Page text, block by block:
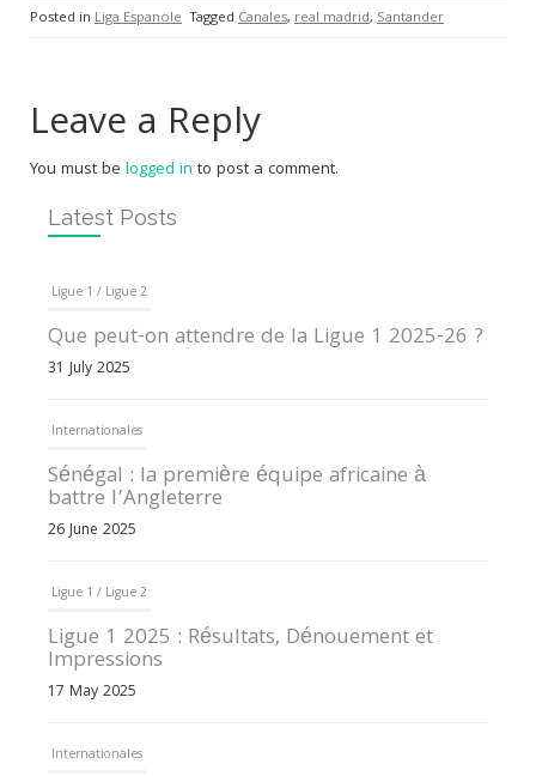
Posted in Liga Espanole Tagged Canales, real madrid, Santander
Leave a Reply
You must be logged in to post a comment.
Latest Posts
Ligue 1 / Ligue 2
Que peut-on attendre de la Ligue 1 2025-26 ?
31 July 2025
Internationales
Sénégal : la première équipe africaine à
battre l’Angleterre
26 June 2025
Ligue 1 / Ligue 2
Ligue 1 2025 : Résultats, Dénouement et
Impressions
17 May 2025
Internationales